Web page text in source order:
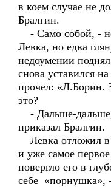
в коем случае не
Бралгин.
- Само собой, -
Левка, но едва
недоумении
снова уставился
прочел: «Л.Борин.
это?
- Дальше-
приказал Бралгин.
Левка отложил в
и уже самое
повергло его в
себе «порнушка»,